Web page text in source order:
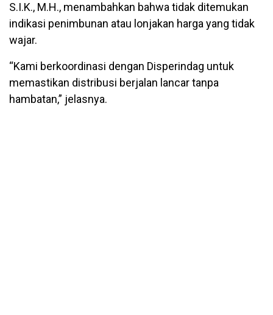
S.I.K., M.H., menambahkan bahwa tidak ditemukan
indikasi penimbunan atau lonjakan harga yang tidak
wajar.
“Kami berkoordinasi dengan Disperindag untuk
memastikan distribusi berjalan lancar tanpa
hambatan,” jelasnya.